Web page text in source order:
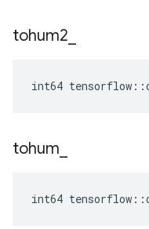
tohum2
int64
tohum
int64